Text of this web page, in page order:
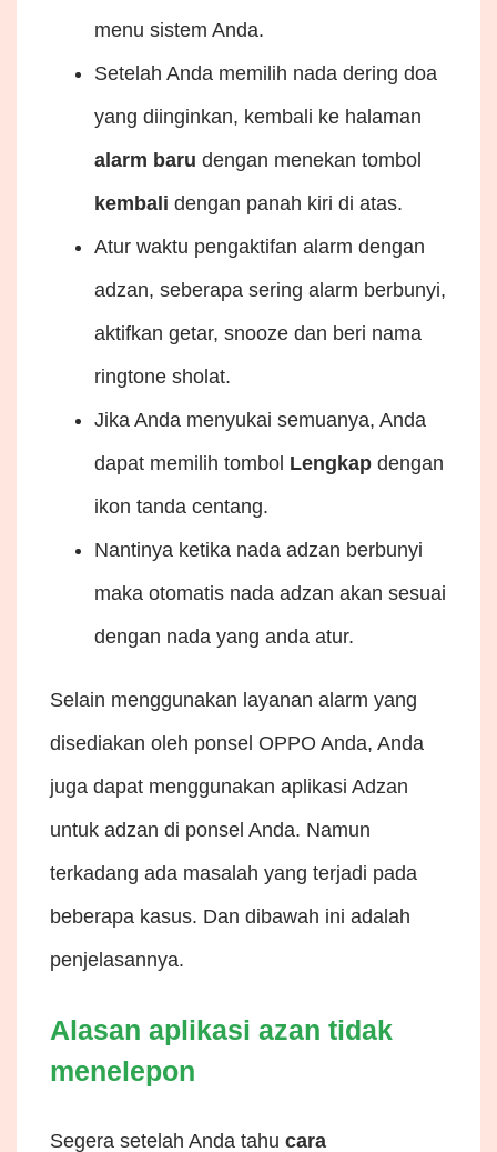
menu sistem Anda.
Setelah Anda memilih nada dering doa
yang diinginkan, kembali ke halaman
alarm baru dengan menekan tombol
kembali dengan panah kiri di atas.
Atur waktu pengaktifan alarm dengan
adzan, seberapa sering alarm berbunyi,
aktifkan getar, snooze dan beri nama
ringtone sholat.
Jika Anda menyukai semuanya, Anda
dapat memilih tombol Lengkap dengan
ikon tanda centang.
Nantinya ketika nada adzan berbunyi
maka otomatis nada adzan akan sesuai
dengan nada yang anda atur.
Selain menggunakan layanan alarm yang
disediakan oleh ponsel OPPO Anda, Anda
juga dapat menggunakan aplikasi Adzan
untuk adzan di ponsel Anda. Namun
terkadang ada masalah yang terjadi pada
beberapa kasus. Dan dibawah ini adalah
penjelasannya.
Alasan aplikasi azan tidak
menelepon
Segera setelah Anda tahu cara